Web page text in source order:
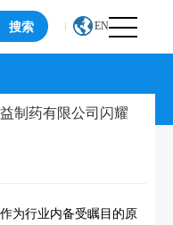
搜索 EN
制药有限公司闪耀
为行业内备受瞩目的原